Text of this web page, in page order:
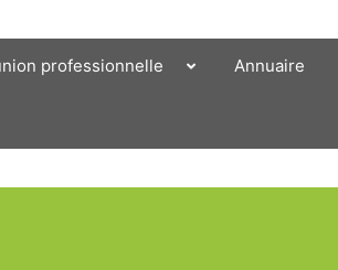
professionnelle Annuaire